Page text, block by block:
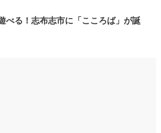
べる！志布志市に「こころば」が誕